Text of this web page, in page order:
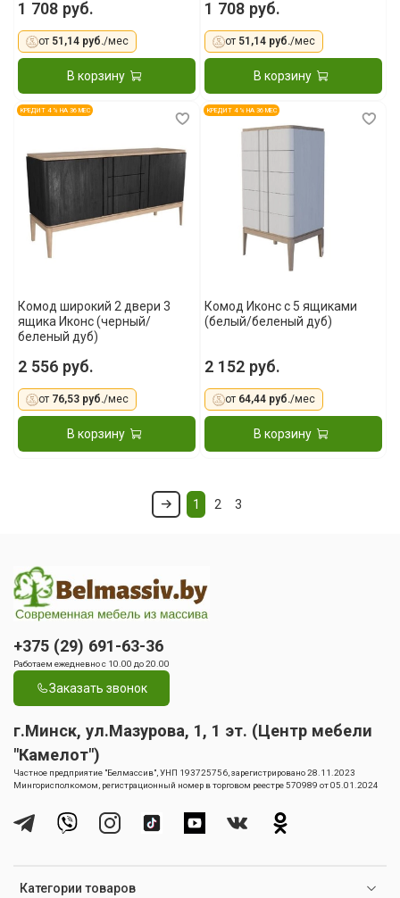
1 708 руб.
от 51,14 руб./мес
В корзину
1 708 руб.
от 51,14 руб./мес
В корзину
КРЕДИТ 4 % НА 36 МЕС
Комод широкий 2 двери 3
ящика Иконс (черный/
беленый дуб)
2 556 руб.
от 76,53 руб./мес
В корзину
КРЕДИТ 4 % НА 36 МЕС
Комод Иконс с 5 ящиками
(белый/беленый дуб)
2 152 руб.
от 64,44 руб./мес
В корзину
1 2 3
Категории товаров
+375 (29) 691-63-36
Работаем ежедневно с 10.00 до 20.00
Заказать звонок
г.Минск, ул.Мазурова, 1, 1 эт. (Центр мебели
"Камелот")
Частное предприятие "Белмассив", УНП 193725756, зарегистрировано 28.11.2023
Мингорисполкомом, регистрационный номер в торговом реестре 570989 от 05.01.2024